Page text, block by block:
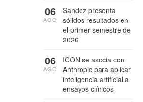
Sandoz presenta
sólidos resultados en
el primer semestre de
2026
06
AGO
ICON se asocia con
Anthropic para aplicar
inteligencia artificial a
ensayos clínicos
06
AGO